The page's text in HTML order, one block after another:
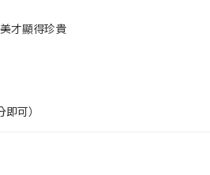
才顯得珍貴
可）